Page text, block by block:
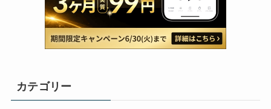
カテゴリー